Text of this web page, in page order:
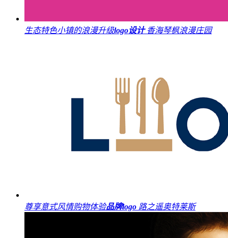
生态特色小镇的浪漫升级logo设计 香海琴枫浪漫庄园
尊享意式风情购物体验品牌logo 路之遥奥特莱斯